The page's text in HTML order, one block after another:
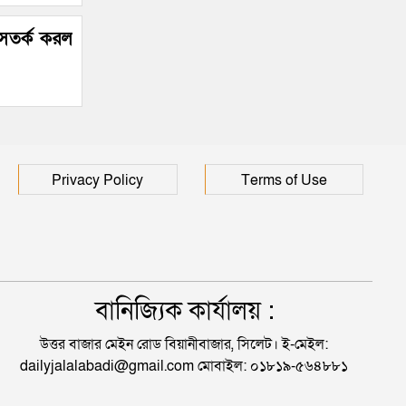
করল
Privacy Policy Terms of Use
বানিজ্যিক কার্যালয় :
উত্তর বাজার মেইন রোড বিয়ানীবাজার, সিলেট। ই-মেইল:
dailyjalalabadi@gmail.com মোবাইল: ০১৮১৯-৫৬৪৮৮১